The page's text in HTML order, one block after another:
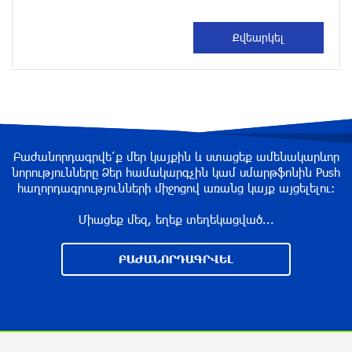
Դաշտավանի կրակոցների վերաբերյալ
ԶԼՄ․ Նեթանյահուն և Կացը գաղտնի
հավանություն են տվել Գազայում
վերականգնողական աշխատանքների
մեկնարկին
քննարկել են երկու երկրների
Բաժանորդագրվե՛ք մեր կայքին և ստացեք ամենակարևոր
նորությունները Ձեր համակարգչին կամ սմարթֆոնին Push
հաղորդագրությունների միջոցով առանց կայք այցելելու։
Միացեք մեզ, եղեք տեղեկացված...
ԲԱԺԱՆՈՐԴԱԳՐՎԵԼ